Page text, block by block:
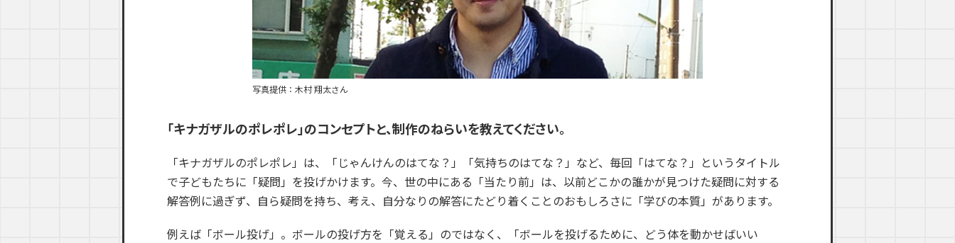
写真提供：木村 翔太さん
「キナガザルのポレポレ」のコンセプトと、制作のねらいを教えてください。
「キナガザルのポレポレ」は、「じゃんけんのはてな？」「気持ちのはてな？」など、毎回「はてな？」というタイトル
で子どもたちに「疑問」を投げかけます。今、世の中にある「当たり前」は、以前どこかの誰かが見つけた疑問に対する
解答例に過ぎず、自ら疑問を持ち、考え、自分なりの解答にたどり着くことのおもしろさに「学びの本質」があります。
例えば「ボール投げ」。ボールの投げ方を「覚える」のではなく、「ボールを投げるために、どう体を動かせばいい